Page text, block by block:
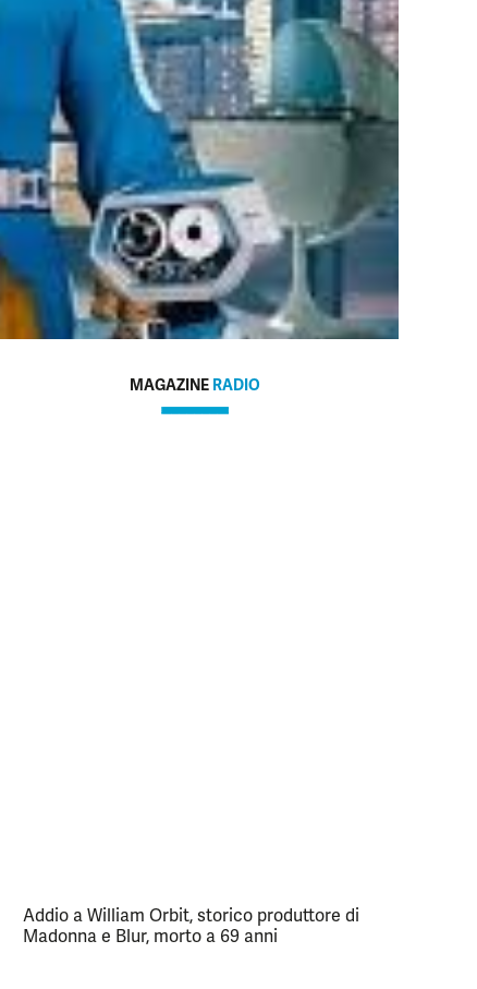
MAGAZINE RADIO
Addio a William Orbit, storico produttore di
Madonna e Blur, morto a 69 anni